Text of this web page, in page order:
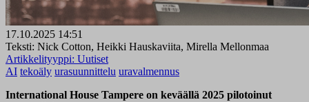
17.10.2025 14:51
Teksti: Nick Cotton, Heikki Hauskaviita, Mirella Mellonmaa
Artikkelityyppi: Uutiset
AI tekoäly urasuunnittelu uravalmennus
International House Tampere on keväällä 2025 pilotoinut